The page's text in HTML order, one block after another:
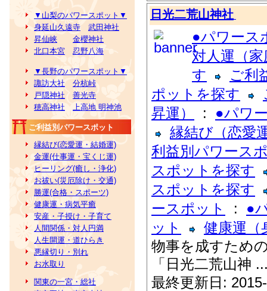
▼山梨のパワースポット▼
身延山久遠寺
武田神社
昇仙峡
金櫻神社
北口本宮
忍野八海
▼長野のパワースポット▼
諏訪大社
分杭峠
戸隠神社
善光寺
穂高神社
上高地 明神池
ご利益別パワースポット
縁結び(恋愛運・結婚運)
金運(仕事運・宝くじ運)
ヒーリング(癒し・浄化)
お祓い(災厄除け・交通)
勝運(合格・スポーツ)
健康運・病気平癒
安産・子授け・子育て
人間関係・対人円満
人生開運・道ひらき
悪縁切り・別れ
お水取り
関東の一宮・総社
日光二荒山神社
●パワース
対人運（
す
ご利
ポットを探す
昇運）
: ●パワ
縁結び（恋愛
利益別パワース
スポットを探す
スポットを探す
ースポット
: ●
ット
健康運（
物事を成すため
「日光二荒山神
最終更新日: